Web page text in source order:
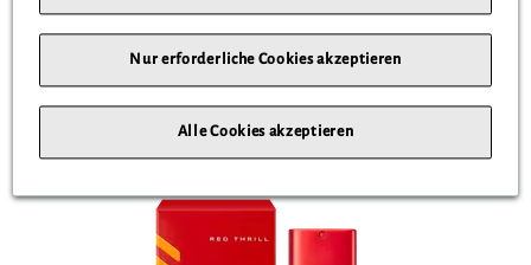
139,90
€*
ZUM PRODUKT
Nur erforderliche Cookies akzeptieren
Alle Cookies akzeptieren